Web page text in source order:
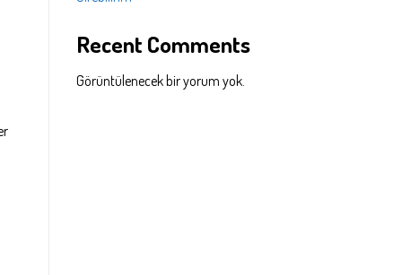
Recent Comments
Görüntülenecek bir yorum yok.